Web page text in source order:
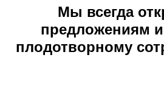
Мы всегда
предложениям
плодотворному